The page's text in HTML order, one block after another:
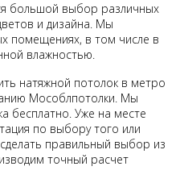
большой выбор различных
и дизайна. Мы
помещениях, в том числе в
влажностью.
натяжной потолок в метро
Мособлпотолки. Мы
бесплатно. Уже на месте
по выбору того или
правильный выбор из
точный расчет